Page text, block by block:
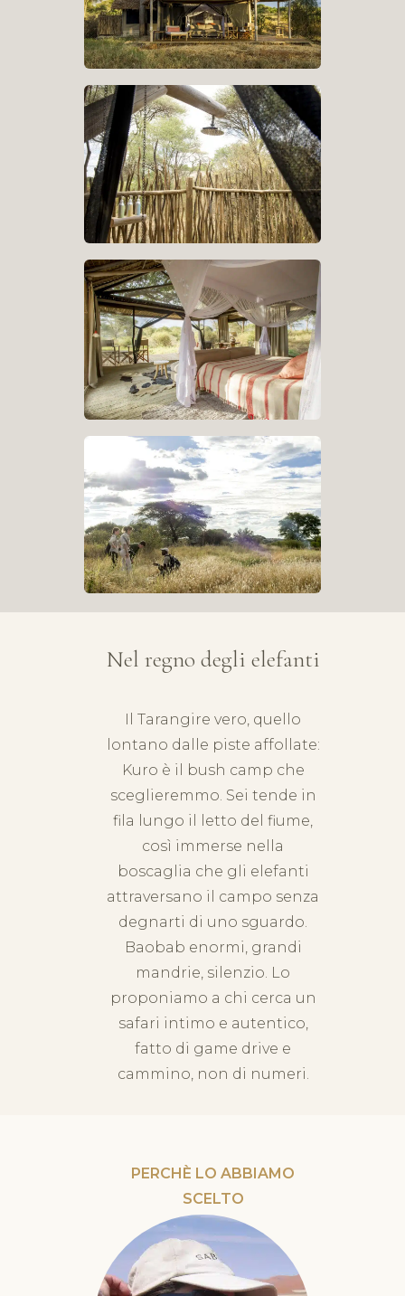
Nel regno degli elefanti
IlTarangire vero, quello
lontano dalle piste affollate:
Kuro è il bush camp che
sceglieremmo. Sei tende in
fila lungo il letto del fiume,
così immerse nella
boscaglia che gli elefanti
attraversano il campo senza
degnarti di uno sguardo.
Baobab enormi, grandi
mandrie, silenzio. Lo
proponiamo a chi cerca un
safari intimo e autentico,
fatto di game drive e
cammino, non di numeri.
PERCHÈ LO ABBIAMO
SCELTO